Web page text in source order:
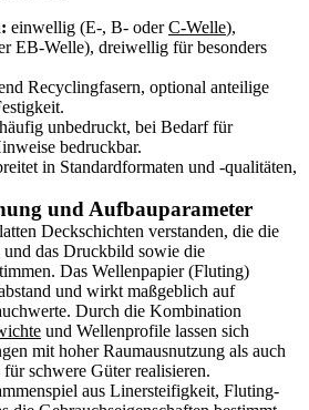
einwellig (E-, B- oderC-Welle),
EB-Welle), dreiwellig für besonders
Recyclingfasern, optional anteilige
unbedruckt, bei Bedarf für
bedruckbar.
in Standardformaten und -qualitäten,
und Aufbauparameter
Deckschichten verstanden, die die
das Druckbild sowie die
Das Wellenpapier (Fluting)
und wirkt maßgeblich auf
Durch die Kombination
und Wellenprofile lassen sich
mit hoher Raumausnutzung als auch
schwere Güter realisieren.
aus Linersteifigkeit, Fluting-